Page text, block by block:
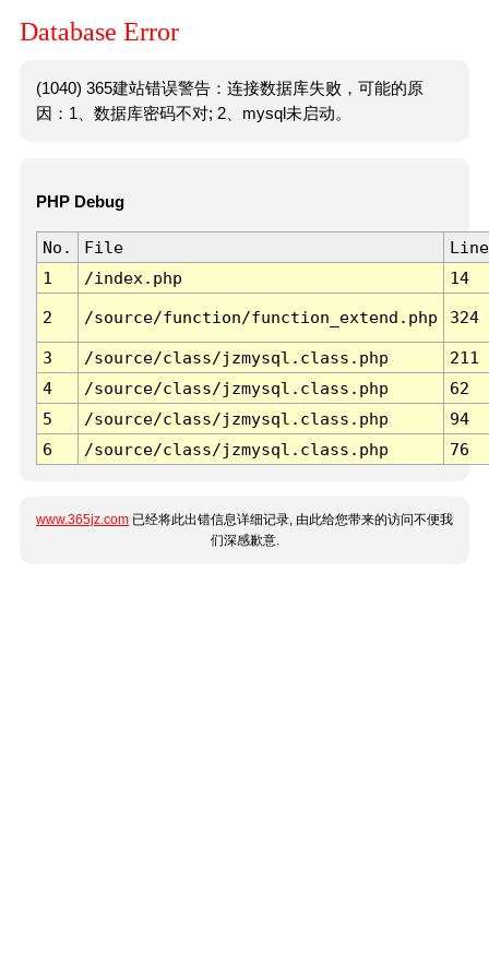
Database Error
(1040) 365建站错误警告：连接数据库失败，可能的原
因：1、数据库密码不对; 2、mysql未启动。
PHP Debug
No. File
Line
1
/index.php 14
2 /source/function/function_extend.php 324
3 /source/class/jzmysql.class.php
211
4
/source/class/jzmysql.class.php
62
5
/source/class/jzmysql.class.php
94
6
/source/class/jzmysql.class.php 76
www.365jz.com 已经将此出错信息详细记录, 由此给您带来的访问不便我
们深感歉意.